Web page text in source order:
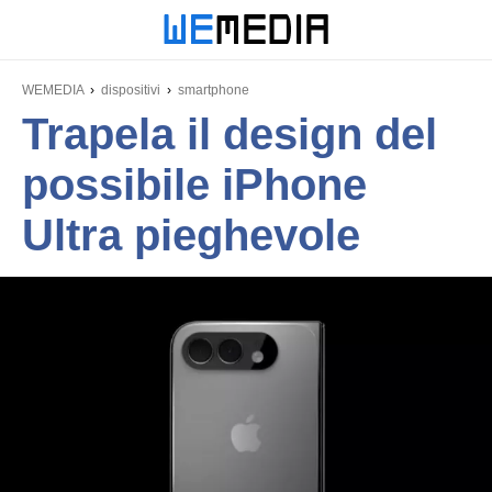
WEMEDIA dispositivi smartphone
Trapela il design del
possibile iPhone
Ultra pieghevole